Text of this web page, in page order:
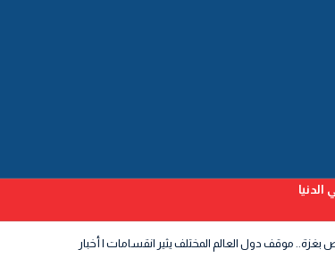
موقف دول العالم المختلف يثير انقسامات | أخبار